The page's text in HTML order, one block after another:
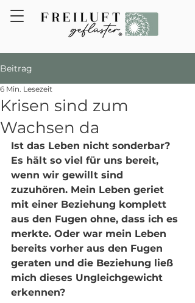
Beitrag
Krisen sind zum
Wachsen da
6 Min. Lesezeit
Ist das Leben nicht sonderbar?
Es hält so viel für uns bereit,
wenn wir gewillt sind
zuzuhören. Mein Leben geriet
mit einer Beziehung komplett
aus den Fugen ohne, dass ich es
merkte. Oder war mein Leben
bereits vorher aus den Fugen
geraten und die Beziehung ließ
mich dieses Ungleichgewicht
erkennen?